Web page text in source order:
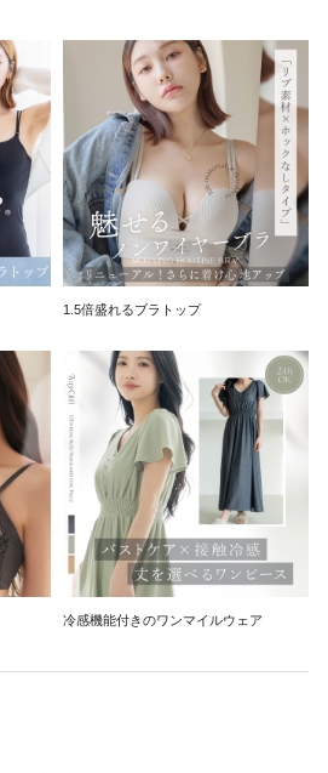
1.5倍盛れるブラトップ
冷感機能付きのワンマイルウェア